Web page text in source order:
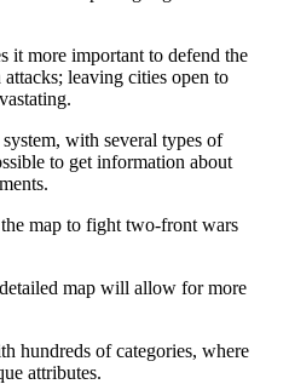
it more important to defend the
leaving cities open to
with several types of
to get information about
map to fight two-front wars
map will allow for more
hundreds of categories, where
attributes.